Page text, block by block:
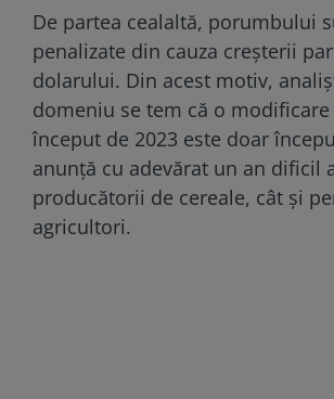
De partea cealaltă, porumbului
penalizate din cauza creșterii
dolarului. Din acest motiv,
domeniu se tem că o
început de 2023 este doar
anunță cu adevărat un an dificil
producătorii de cereale, cât și
agricultori.